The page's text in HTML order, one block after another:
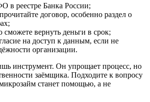
в реестре Банка России;
договор, особенно раздел о
сможете вернуть деньги в срок;
на доступ к данным, если не
организации.
инструмент. Он упрощает процесс, но
заёмщика. Подходите к вопросу
станет помощью, а не